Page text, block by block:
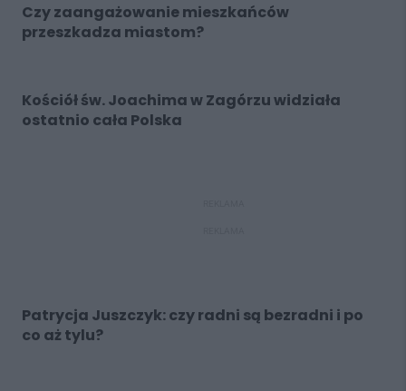
Czy zaangażowanie mieszkańców
przeszkadza miastom?
Kościół św. Joachima w Zagórzu widziała
ostatnio cała Polska
Patrycja Juszczyk: czy radni są bezradni i po
co aż tylu?